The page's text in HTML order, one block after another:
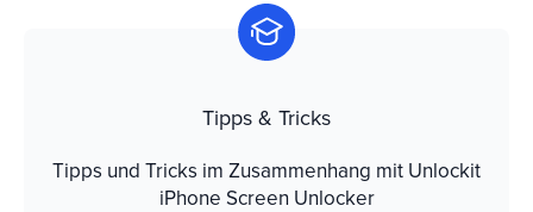
Tipps & Tricks
Tipps und Tricks im Zusammenhang mit Unlockit
iPhone Screen Unlocker